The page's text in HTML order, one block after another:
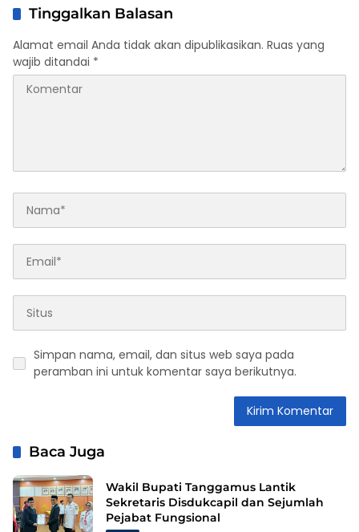
Tinggalkan Balasan
Alamat email Anda tidak akan dipublikasikan. Ruas yang
wajib ditandai *
Simpan nama, email, dan situs web saya pada
peramban ini untuk komentar saya berikutnya.
Baca Juga
Wakil Bupati Tanggamus Lantik
Sekretaris Disdukcapil dan Sejumlah
Pejabat Fungsional